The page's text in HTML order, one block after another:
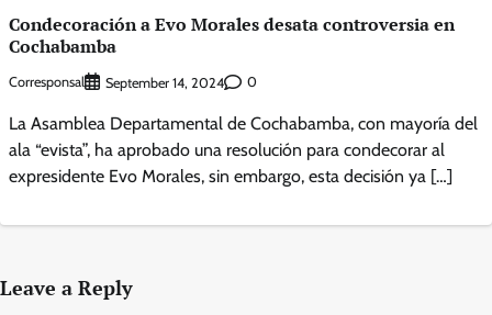
Condecoración a Evo Morales desata controversia en
Cochabamba
Corresponsal September 14, 2024 0
La Asamblea Departamental de Cochabamba, con mayoría del
ala “evista”, ha aprobado una resolución para condecorar al
expresidente Evo Morales, sin embargo, esta decisión ya […]
Leave a Reply